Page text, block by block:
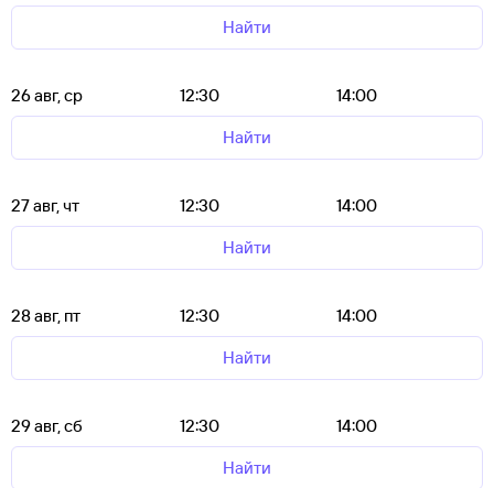
Найти
26 авг, ср 12:30
14:00
Найти
27 авг, чт 12:30
14:00
Найти
28 авг, пт 12:30
14:00
Найти
29 авг, сб 12:30
14:00
Найти